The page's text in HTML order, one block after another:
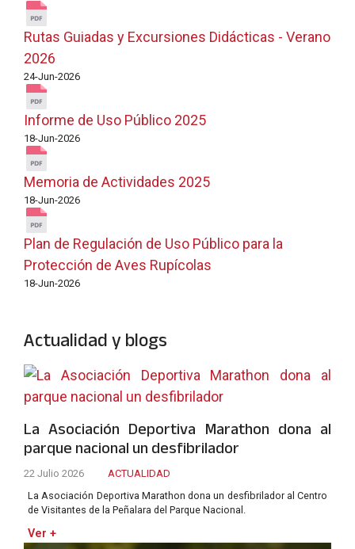
Rutas Guiadas y Excursiones Didácticas - Verano
2026
24-Jun-2026
Informe de Uso Público 2025
18-Jun-2026
Memoria de Actividades 2025
18-Jun-2026
Plan de Regulación de Uso Público para la
Protección de Aves Rupícolas
18-Jun-2026
Actualidad y blogs
La Asociación Deportiva Marathon dona al
parque nacional un desfibrilador
22 Julio 2026
ACTUALIDAD
La Asociación Deportiva Marathon dona un desfibrilador al Centro
de Visitantes de la Peñalara del Parque Nacional.
Ver +